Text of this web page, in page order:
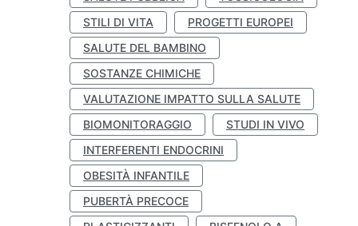
STILI DI VITA
PROGETTI EUROPEI
SALUTE DEL BAMBINO
SOSTANZE CHIMICHE
VALUTAZIONE IMPATTO SULLA SALUTE
BIOMONITORAGGIO
STUDI IN VIVO
INTERFERENTI ENDOCRINI
OBESITÀ INFANTILE
PUBERTÀ PRECOCE